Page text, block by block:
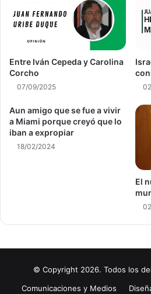
Entre Iván Cepeda y Carolina
Corcho
07/09/2025
Aun amigo que se fue a vivir
a Miami porque creyó que lo
iban a expropiar
18/02/2024
El
© Copyright 2026. Todos los
Comunicaciones y Medios